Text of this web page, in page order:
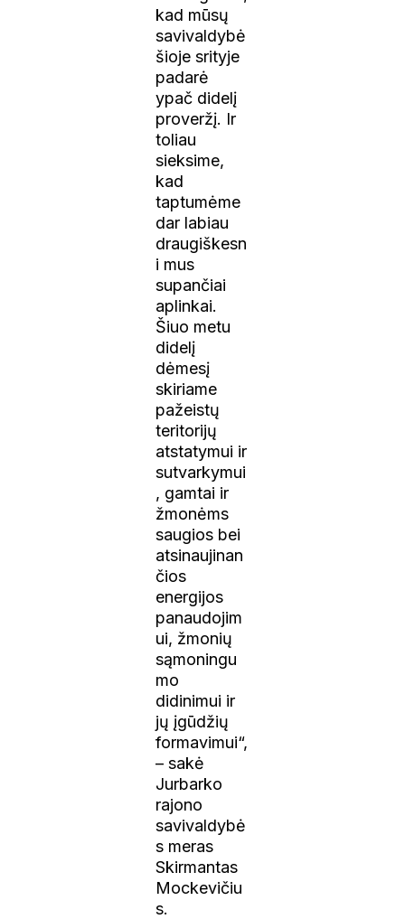
kad mūsų
savivaldybė
šioje srityje
padarė
ypač didelį
proveržį. Ir
toliau
sieksime,
kad
taptumėme
dar labiau
draugiškesn
i mus
supančiai
aplinkai.
Šiuo metu
didelį
dėmesį
skiriame
pažeistų
teritorijų
atstatymui ir
sutvarkymui
, gamtai ir
žmonėms
saugios bei
atsinaujinan
čios
energijos
panaudojim
ui, žmonių
sąmoningu
mo
didinimui ir
jų įgūdžių
formavimui“,
– sakė
Jurbarko
rajono
savivaldybė
s meras
Skirmantas
Mockevičiu
s.